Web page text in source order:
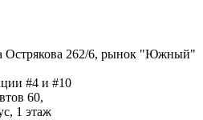
Острякова 262/6, рынок "Южный"
#4 и #10
60,
1 этаж